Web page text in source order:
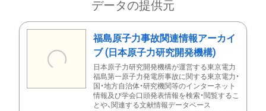
データの提供元
福島原子力事故関連情報アーカイ
ブ (日本原子力研究開発機構)
日本原子力研究開発機構が運営する東京電力
福島第一原子力発電所事故に関する東京電力・
国・地方自治体・研究機関等のインターネット
情報及び学会口頭発表情報を検索・閲覧するこ
とや、関連する文献情報データベース